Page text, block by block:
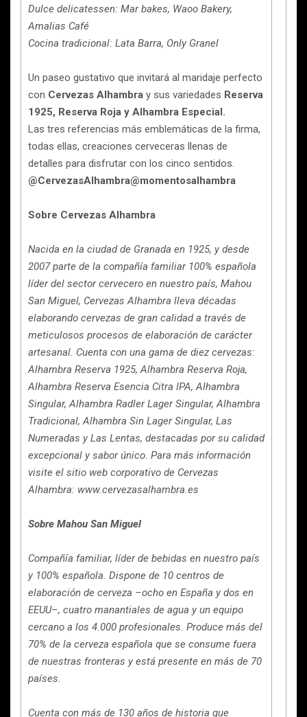
Dulce delicatessen: Mar bakes, Waoo Bakery,
Amalias Café
Cocina tradicional: Lata Barra, Only Granel
Un paseo gustativo que invitará al maridaje perfecto
con Cervezas Alhambra y sus variedades Reserva
1925, Reserva Roja y Alhambra Especial.
Las tres referencias más emblemáticas de la firma,
todas ellas, creaciones cerveceras llenas de
detalles para disfrutar con los cinco sentidos.
@CervezasAlhambra@momentosalhambra
Sobre Cervezas Alhambra
Nacida en la ciudad de Granada en 1925, y desde
2007 parte de la compañía familiar 100% española
líder del sector cervecero en nuestro país, Mahou
San Miguel, Cervezas Alhambra lleva décadas
elaborando cervezas de gran calidad a través de
meticulosos procesos de elaboración de carácter
artesanal. Cuenta con una gama de diez cervezas:
Alhambra Reserva 1925, Alhambra Reserva Roja,
Alhambra Reserva Esencia Citra IPA, Alhambra
Singular, Alhambra Radler Lager Singular, Alhambra
Tradicional, Alhambra Sin Lager Singular, Las
Numeradas y Las Lentas, destacadas por su calidad
excepcional y sabor único. Para más información
visite el sitio web corporativo de Cervezas
Alhambra: www.cervezasalhambra.es
Sobre Mahou San Miguel
Compañía familiar, líder de bebidas en nuestro país
y 100% española. Dispone de 10 centros de
elaboración de cerveza –ocho en España y dos en
EEUU–, cuatro manantiales de agua y un equipo
cercano a los 4.000 profesionales. Produce más del
70% de la cerveza española que se consume fuera
de nuestras fronteras y está presente en más de 70
países.
Cuenta con más de 130 años de historia que